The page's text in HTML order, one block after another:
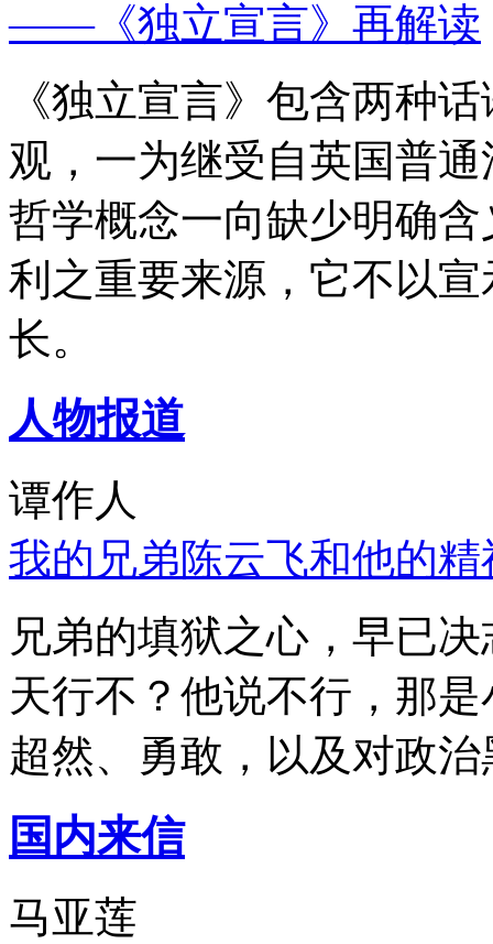
——《独立宣言》再解读
《独立宣言》包含两种
观，一为继受自英国普
哲学概念一向缺少明确
利之重要来源，它不以
长。
人物报道
谭作人
我的兄弟陈云飞和他的
兄弟的填狱之心，早已
天行不？他说不行，那
超然、勇敢，以及对政
国内来信
马亚莲